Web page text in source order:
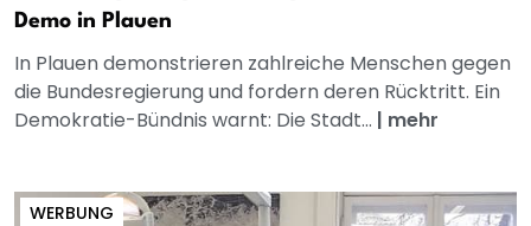
Demo in Plauen
In Plauen demonstrieren zahlreiche Menschen gegen
die Bundesregierung und fordern deren Rücktritt. Ein
Demokratie-Bündnis warnt: Die Stadt... | mehr
WERBUNG